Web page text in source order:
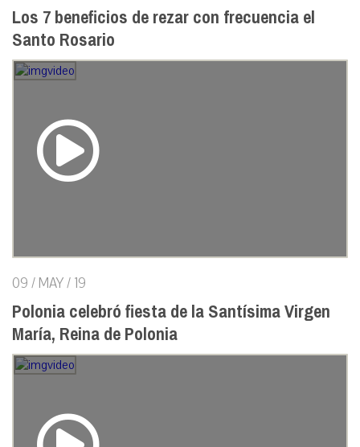
Los 7 beneficios de rezar con frecuencia el
Santo Rosario
09 / MAY / 19
Polonia celebró fiesta de la Santísima Virgen
María, Reina de Polonia